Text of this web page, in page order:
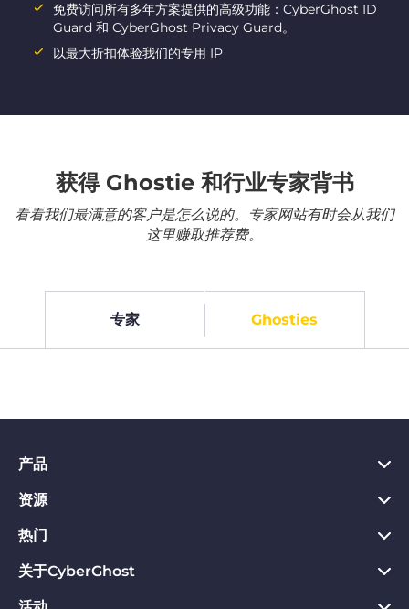
免费访问所有多年方案提供的高级功能：CyberGhost ID
Guard 和 CyberGhost Privacy Guard。
以最大折扣体验我们的专用 IP
获得 Ghostie 和行业专家背书
看看我们最满意的客户是怎么说的。专家网站有时会从我们
这里赚取推荐费。
专家 Ghosties
产品
PC VPN应用
Chrome VPN应用
Mac VPN应用
Android VPN应用
资源
VPN是什么
Privacy Hub
隐私保护工具
热门
CyberGhost VPN评价
VPN免费试用
关于CyberGhost